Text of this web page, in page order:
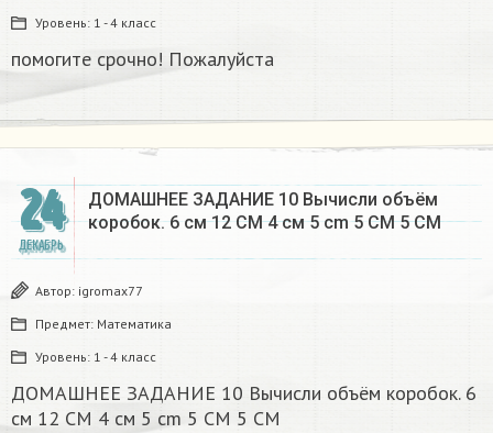
Уровень: 1 - 4 класс
помогите срочно! Пожалуйста
24
ДЕКАБРЬ
ДОМАШНЕЕ ЗАДАНИЕ 10 Вычисли объём
коробок. 6 см 12 CM 4 см 5 cm 5 CM 5 CM​
Автор: igromax77
Предмет: Математика
Уровень: 1 - 4 класс
ДОМАШНЕЕ ЗАДАНИЕ 10 Вычисли объём коробок. 6
см 12 CM 4 см 5 cm 5 CM 5 CM​